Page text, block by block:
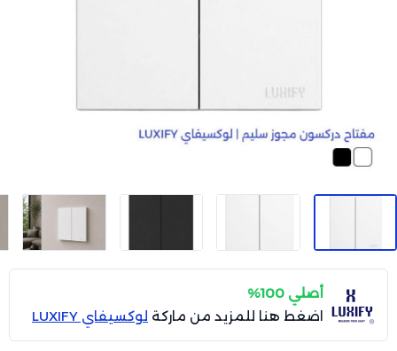
أصلي 100%
اضغط هنا للمزيد من ماركة لوكسيفاي LUXIFY